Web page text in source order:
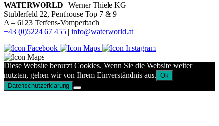
WATERWORLD | Werner Thiele KG
Stublerfeld 22, Penthouse Top 7 & 9
A – 6123 Terfens-Vomperbach
+43 (0)5224 67 455 | info@waterworld.at
Diese Website benutzt Cookies. Wenn Sie die Website weiter
nutzten, gehen wir von Ihrem Einverständnis aus. Ok
Datenschutzerklärung